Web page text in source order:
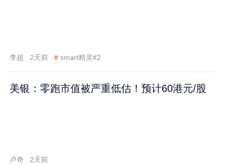
李超 2天前 # smart精灵#2
美银：零跑市值被严重低估！预计60港元/股
卢奇 2天前